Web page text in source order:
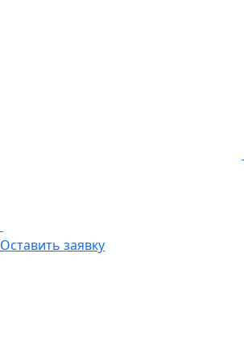
Оставить заявку